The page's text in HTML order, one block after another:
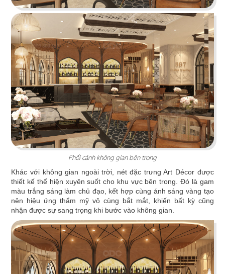
CHEESE COFFEE
Thiết kế mang phong cách của một mùa hè xinh
đẹp và rực rỡ với các chi tiết tone màu vàng
sáng tươi tắn cùng các hình ảnh sống động
Chi tiết
Phối cảnh không gian bên trong
Khác với không gian ngoài trời, nét đặc trưng Art Décor được
thiết kế thể hiện xuyên suốt cho khu vực bên trong. Đó là gam
màu trắng sáng làm chủ đạo, kết hợp cùng ánh sáng vàng tạo
nên hiệu ứng thẩm mỹ vô cùng bắt mắt, khiến bất kỳ cũng
nhận được sự sang trọng khi bước vào không gian.